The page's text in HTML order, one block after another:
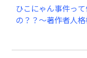
ひこにゃん事件っ
の？？～著作者人